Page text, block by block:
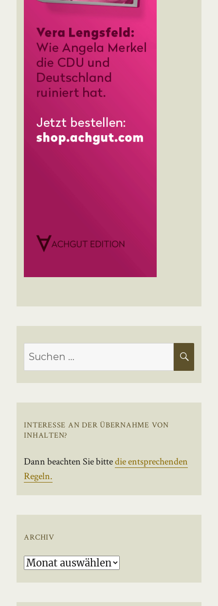
Suchen
nach:
INTERESSE AN DER ÜBERNAHME VON
INHALTEN?
Dann beachten Sie bittedie entsprechenden
Regeln.
ARCHIV
Archiv